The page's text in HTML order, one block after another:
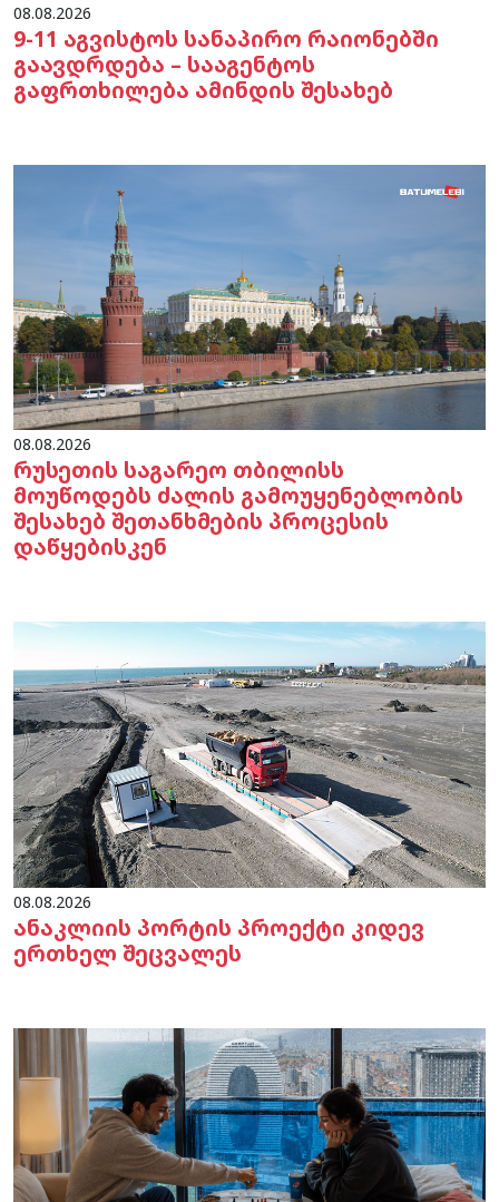
08.08.2026
9-11 აგვისტოს სანაპირო რაიონებში
გაავდრდება – სააგენტოს
გაფრთხილება ამინდის შესახებ
08.08.2026
რუსეთის საგარეო თბილისს
მოუწოდებს ძალის გამოუყენებლობის
შესახებ შეთანხმების პროცესის
დაწყებისკენ
08.08.2026
ანაკლიის პორტის პროექტი კიდევ
ერთხელ შეცვალეს